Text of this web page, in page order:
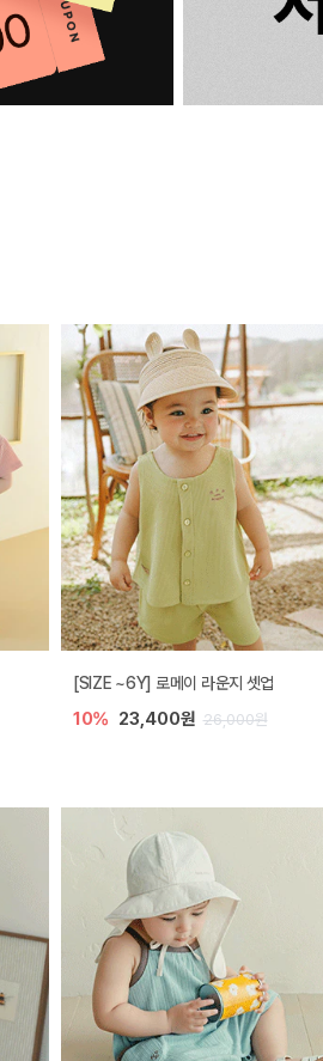
[SIZE ~6Y] 로메이 라운지 셋업
10% 23,400원 26,000원